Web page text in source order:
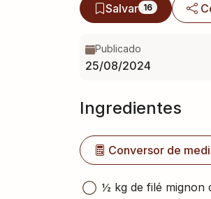
Salvar 16
Publicado
25/08/2024
Ingredientes
Conversor de
½ kg de filé mignon